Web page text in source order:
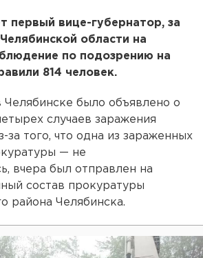
первый вице-губернатор, за
области на
по подозрению на
814 человек.
Челябинске было объявлено о
случаев заражения
за того, что одна из зараженных
— не
вчера был отправлен на
состав прокуратуры
района Челябинска.